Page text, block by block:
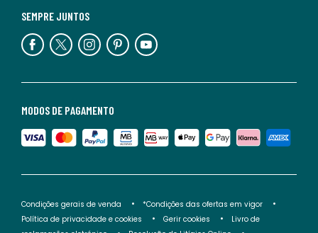
MODOS DE PAGAMENTO
SEMPRE JUNTOS
Condições gerais de venda
*Condições das ofertas em vigor
Política de privacidade e cookies
Gerir cookies
Livro de